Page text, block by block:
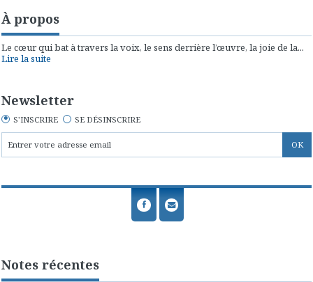
À propos
Le cœur qui bat à travers la voix, le sens derrière l’œuvre, la joie de la...
Lire la suite
Newsletter
S'INSCRIRE SE DÉSINSCRIRE
Notes récentes